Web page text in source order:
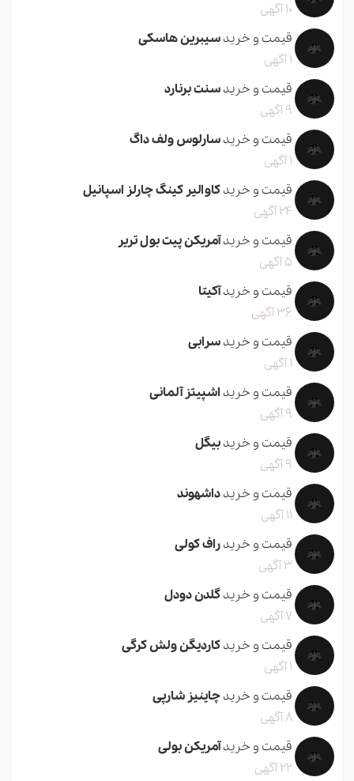
10 آگهی
قیمت و خریدسیبرین هاسکی
1 آگهی
قیمت و خریدسنت برنارد
9 آگهی
قیمت و خریدسارلوس ولف داگ
1 آگهی
قیمت و خریدکاوالیر کینگ چارلز اسپانیل
24 آگهی
قیمت و خریدآمریکن پیت بول تریر
5 آگهی
قیمت و خریدآکیتا
36 آگهی
قیمت و خریدسرابی
1 آگهی
قیمت و خرید اشپیتز آلمانی
9 آگهی
قیمت و خریدبیگل
9 آگهی
قیمت و خریدداشهوند
11 آگهی
قیمت و خریدراف کولی
3 آگهی
قیمت و خریدگلدن دودل
7 آگهی
قیمت و خریدکاردیگن ولش کرگی
1 آگهی
قیمت و خریدچاینیز شارپی
8 آگهی
قیمت و خریدآمریکن بولی
22 آگهی